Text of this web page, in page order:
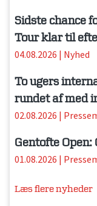
Sidste chance
Tour klar til
04.08.2026 | Nyhed
To ugers
rundet af med
02.08.2026 |
Gentofte
01.08.2026 |
Læs flere nyheder